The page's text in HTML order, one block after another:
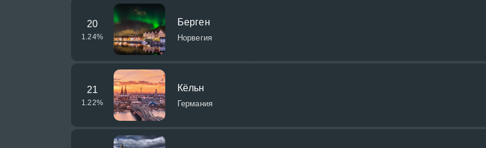
20
1.24%
Берген
Норвегия
21
1.22%
Кёльн
Германия